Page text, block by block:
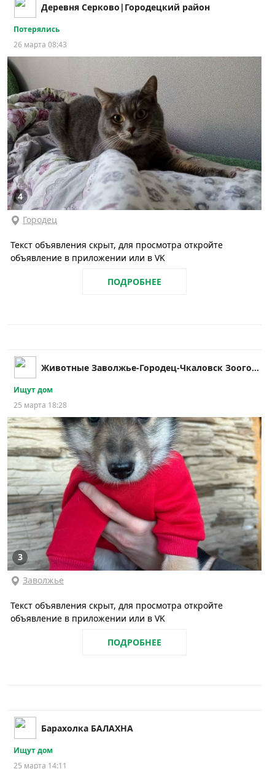
Деревня Серково|Городецкий район
Потерялись
26 марта 08:43
4
Городец
Текст объявления скрыт, для просмотра откройте
объявление в приложении или в VK
ПОДРОБНЕЕ
Животные Заволжье-Городец-Чкаловск Зоогород
Ищут дом
25 марта 18:28
3
Заволжье
Текст объявления скрыт, для просмотра откройте
объявление в приложении или в VK
ПОДРОБНЕЕ
Барахолка БАЛАХНА
Ищут дом
25 марта 14:11